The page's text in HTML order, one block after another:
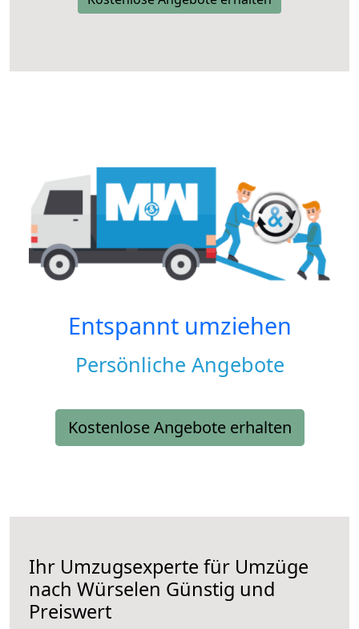
Entspannt umziehen
Persönliche Angebote
Kostenlose Angebote erhalten
Ihr Umzugsexperte für Umzüge
nach Würselen Günstig und
Preiswert